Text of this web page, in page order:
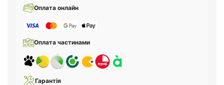
Оплата онлайн
Оплата частинами
Гарантія